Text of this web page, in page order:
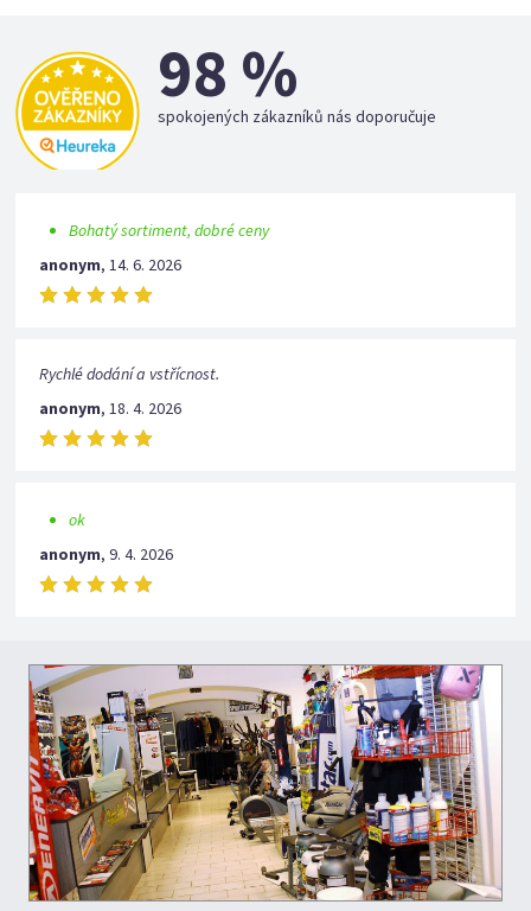
98 %
spokojených zákazníků nás doporučuje
Bohatý sortiment, dobré ceny
anonym,14. 6. 2026
Rychlé dodání a vstřícnost.
anonym,18. 4. 2026
ok
anonym,9. 4. 2026